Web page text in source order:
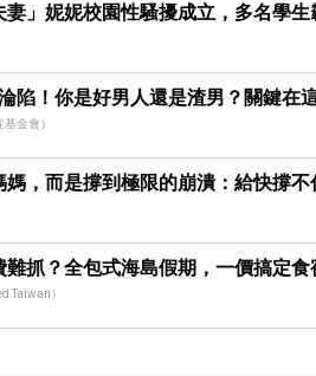
妻」妮妮校園性騷擾成立，多名學
陷！你是好男人還是渣男？關鍵在
基金會）
媽，而是撐到極限的崩潰：給快撐
難抓？全包式海島假期，一價搞定食
Taiwan）